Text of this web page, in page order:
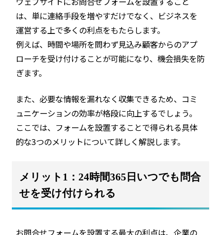
は、単に連絡手段を増やすだけでなく、ビジネスを
運営する上で多くの利点をもたらします。
例えば、時間や場所を問わず見込み顧客からのアプ
ローチを受け付けることが可能になり、機会損失を防
ぎます。
また、必要な情報を漏れなく収集できるため、コミ
ュニケーションの効率が格段に向上するでしょう。
ここでは、フォームを設置することで得られる具体
的な3つのメリットについて詳しく解説します。
メリット1：24時間365日いつでも問合
せを受け付けられる
お問合せフォームを設置する最大の利点は、企業の